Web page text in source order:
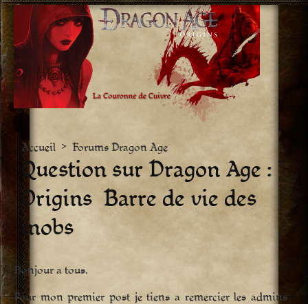
Aller
vers
le
contenu
Accueil > Forums Dragon Age
Question sur Dragon Age :
Origins  Barre de vie des
mobs
Bonjour a tous.
Pour mon premier post je tiens a remercier les admins